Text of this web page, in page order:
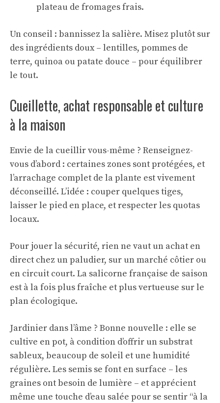
plateau de fromages frais.
Un conseil : bannissez la salière. Misez plutôt sur
des ingrédients doux – lentilles, pommes de
terre, quinoa ou patate douce – pour équilibrer
le tout.
Cueillette, achat responsable et culture
à la maison
Envie de la cueillir vous-même ? Renseignez-
vous d’abord : certaines zones sont protégées, et
l’arrachage complet de la plante est vivement
déconseillé. L’idée : couper quelques tiges,
laisser le pied en place, et respecter les quotas
locaux.
Pour jouer la sécurité, rien ne vaut un achat en
direct chez un paludier, sur un marché côtier ou
en circuit court. La salicorne française de saison
est à la fois plus fraîche et plus vertueuse sur le
plan écologique.
Jardinier dans l’âme ? Bonne nouvelle : elle se
cultive en pot, à condition d’offrir un substrat
sableux, beaucoup de soleil et une humidité
régulière. Les semis se font en surface – les
graines ont besoin de lumière – et apprécient
même une touche d’eau salée pour se sentir “à la